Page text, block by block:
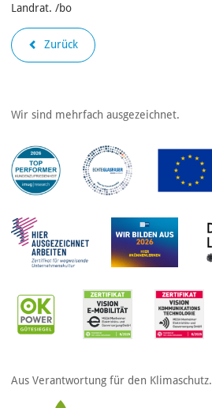
Landrat. /bo
Zurück
Wir sind mehrfach ausgezeichnet.
Aus Verantwortung für den Klimaschutz.